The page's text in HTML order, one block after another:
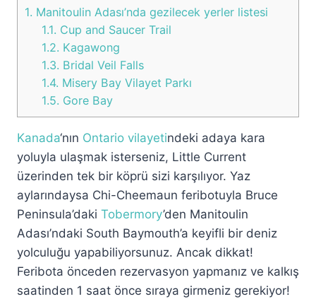
1. Manitoulin Adası’nda gezilecek yerler listesi
1.1. Cup and Saucer Trail
1.2. Kagawong
1.3. Bridal Veil Falls
1.4. Misery Bay Vilayet Parkı
1.5. Gore Bay
Kanada‘nın Ontario vilayetindeki adaya kara
yoluyla ulaşmak isterseniz, Little Current
üzerinden tek bir köprü sizi karşılıyor. Yaz
aylarındaysa Chi-Cheemaun feribotuyla Bruce
Peninsula’daki Tobermory’den Manitoulin
Adası’ndaki South Baymouth’a keyifli bir deniz
yolculuğu yapabiliyorsunuz. Ancak dikkat!
Feribota önceden rezervasyon yapmanız ve kalkış
saatinden 1 saat önce sıraya girmeniz gerekiyor!